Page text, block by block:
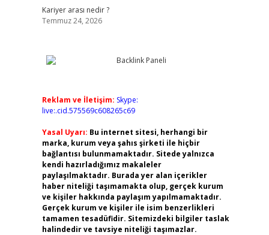
Kariyer arası nedir ?
Temmuz 24, 2026
Reklam ve İletişim: Skype:
live:.cid.575569c608265c69
Yasal Uyarı: Bu internet sitesi, herhangi bir
marka, kurum veya şahıs şirketi ile hiçbir
bağlantısı bulunmamaktadır. Sitede yalnızca
kendi hazırladığımız makaleler
paylaşılmaktadır. Burada yer alan içerikler
haber niteliği taşımamakta olup, gerçek kurum
ve kişiler hakkında paylaşım yapılmamaktadır.
Gerçek kurum ve kişiler ile isim benzerlikleri
tamamen tesadüfidir. Sitemizdeki bilgiler taslak
halindedir ve tavsiye niteliği taşımazlar.